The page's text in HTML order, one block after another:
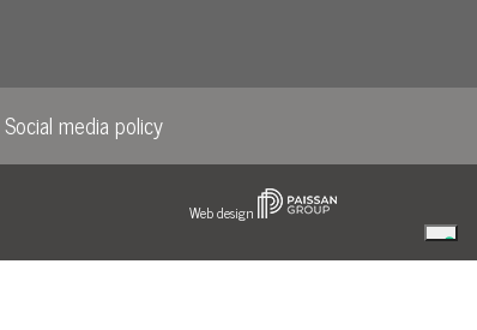
Social media policy
Web design